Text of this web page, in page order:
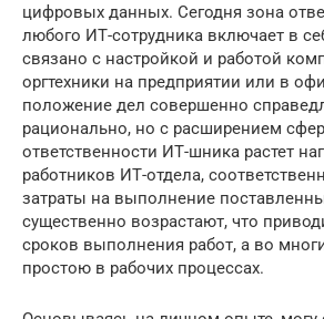
цифровых данных. Сегодня зона
любого ИТ-сотрудника включает в
связано с настройкой и работой
оргтехники на предприятии или в
положение дел совершенно
рационально, но с расширением
ответственности ИТ-шника растет
работников ИТ-отдела,
затраты на выполнение
существенно возрастают, что
сроков выполнения работ, а во
простою в рабочих процессах.